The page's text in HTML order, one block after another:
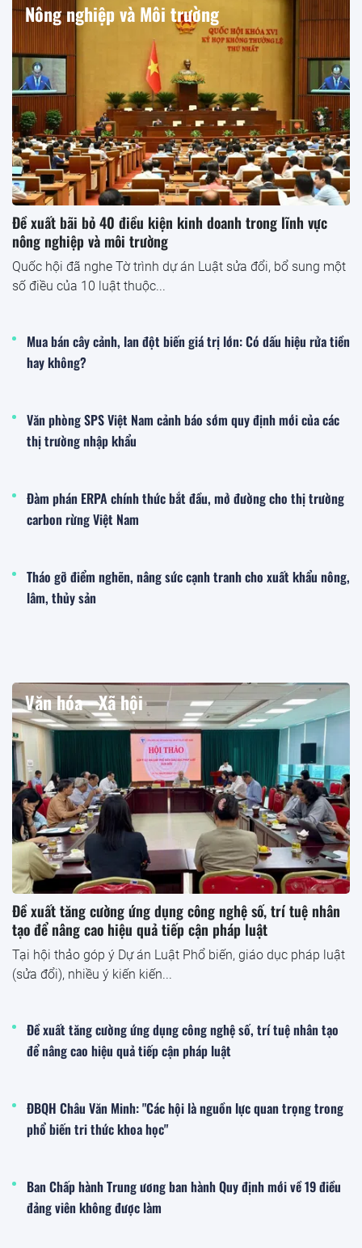
Nông nghiệp và Môi trường
Đề xuất bãi bỏ 40 điều kiện kinh doanh trong lĩnh vực
nông nghiệp và môi trường
Quốc hội đã nghe Tờ trình dự án Luật sửa đổi, bổ sung một
số điều của 10 luật thuộc...
Mua bán cây cảnh, lan đột biến giá trị lớn: Có dấu hiệu rửa tiền
hay không?
Văn phòng SPS Việt Nam cảnh báo sớm quy định mới của các
thị trường nhập khẩu
Đàm phán ERPA chính thức bắt đầu, mở đường cho thị trường
carbon rừng Việt Nam
Tháo gỡ điểm nghẽn, nâng sức cạnh tranh cho xuất khẩu nông,
lâm, thủy sản
Văn hóa - Xã hội
Đề xuất tăng cường ứng dụng công nghệ số, trí tuệ nhân
tạo để nâng cao hiệu quả tiếp cận pháp luật
Tại hội thảo góp ý Dự án Luật Phổ biến, giáo dục pháp luật
(sửa đổi), nhiều ý kiến kiến...
Đề xuất tăng cường ứng dụng công nghệ số, trí tuệ nhân tạo
để nâng cao hiệu quả tiếp cận pháp luật
ĐBQH Châu Văn Minh: "Các hội là nguồn lực quan trọng trong
phổ biến tri thức khoa học"
Ban Chấp hành Trung ương ban hành Quy định mới về 19 điều
đảng viên không được làm